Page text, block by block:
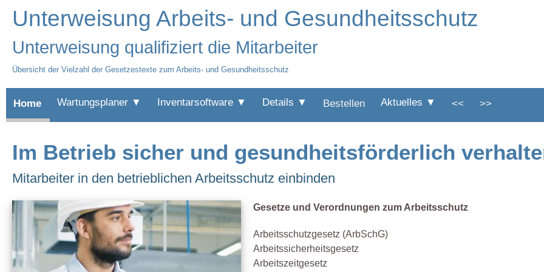
Unterweisung Arbeits- und Gesundheitsschutz
Unterweisung qualifiziert die Mitarbeiter
Übersicht der Vielzahl der Gesetzestexte zum Arbeits- und Gesundheitsschutz
Home Wartungsplaner ▼ Inventarsoftware ▼ Details ▼ Bestellen Aktuelles ▼ << >>
Im Betrieb sicher und gesundheitsförderlich
Mitarbeiter in den betrieblichen Arbeitsschutz einbinden
Gesetze und Verordnungen zum Arbeitsschutz
Arbeitsschutzgesetz (ArbSchG)
Arbeitssicherheitsgesetz
Arbeitszeitgesetz